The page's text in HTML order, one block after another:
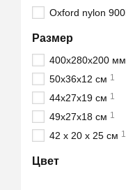
Oxford nylon
Размер
400х280х200 мм
50х36х12 см 1
44х27х19 см 1
49х27х18 см 1
42 х 20 х 25 см 1
Цвет